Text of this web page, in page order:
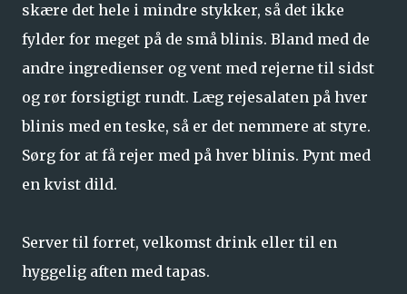
skære det hele i mindre stykker, så det ikke
fylder for meget på de små blinis. Bland med de
andre ingredienser og vent med rejerne til sidst
og rør forsigtigt rundt. Læg rejesalaten på hver
blinis med en teske, så er det nemmere at styre.
Sørg for at få rejer med på hver blinis. Pynt med
en kvist dild.
Server til forret, velkomst drink eller til en
hyggelig aften med tapas.